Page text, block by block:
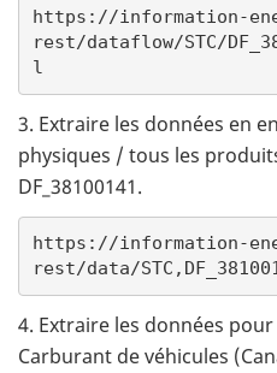
https://information-
rest/dataflow/STC/
l
3. Extraire les données en
physiques / tous les
DF_38100141.
https://information-
rest/data/
4. Extraire les données
Carburant de véhicules